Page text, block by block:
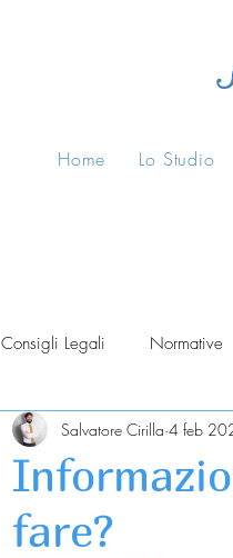
Home Lo Studio
Consigli Legali Normative
fare?
Salvatore Cirilla 4 feb